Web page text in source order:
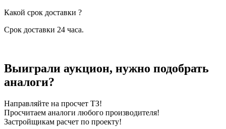
Какой срок доставки ?
Срок доставки 24 часа.
Выиграли аукцион, нужно подобрать
аналоги?
Направляйте на просчет ТЗ!
Просчитаем аналоги любого производителя!
Застройщикам расчет по проекту!